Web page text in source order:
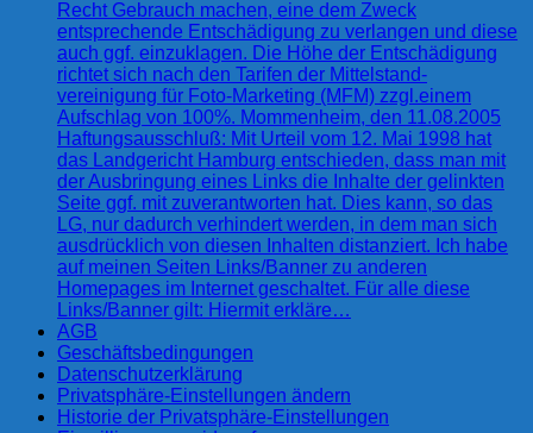
Recht Gebrauch machen, eine dem Zweck
entsprechende Entschädigung zu verlangen und diese
auch ggf. einzuklagen. Die Höhe der Entschädigung
richtet sich nach den Tarifen der Mittelstand-
vereinigung für Foto-Marketing (MFM) zzgl.einem
Aufschlag von 100%. Mommenheim, den 11.08.2005
Haftungsausschluß: Mit Urteil vom 12. Mai 1998 hat
das Landgericht Hamburg entschieden, dass man mit
der Ausbringung eines Links die Inhalte der gelinkten
Seite ggf. mit zuverantworten hat. Dies kann, so das
LG, nur dadurch verhindert werden, in dem man sich
ausdrücklich von diesen Inhalten distanziert. Ich habe
auf meinen Seiten Links/Banner zu anderen
Homepages im Internet geschaltet. Für alle diese
Links/Banner gilt: Hiermit erkläre…
AGB
Geschäftsbedingungen
Datenschutzerklärung
Privatsphäre-Einstellungen ändern
Historie der Privatsphäre-Einstellungen